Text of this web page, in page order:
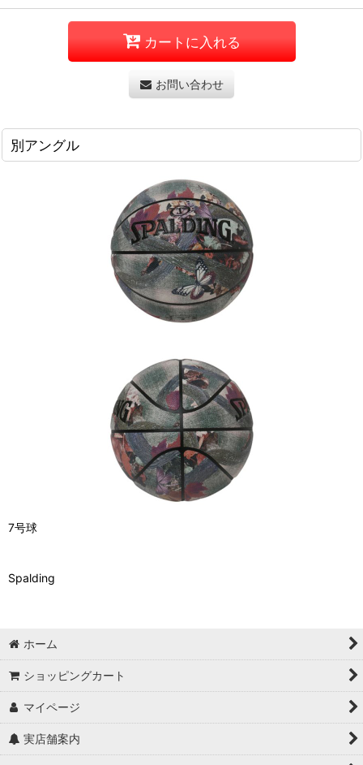
カートに入れる
お問い合わせ
別アングル
7号球
Spalding
ホーム
ショッピングカート
マイページ
実店舗案内